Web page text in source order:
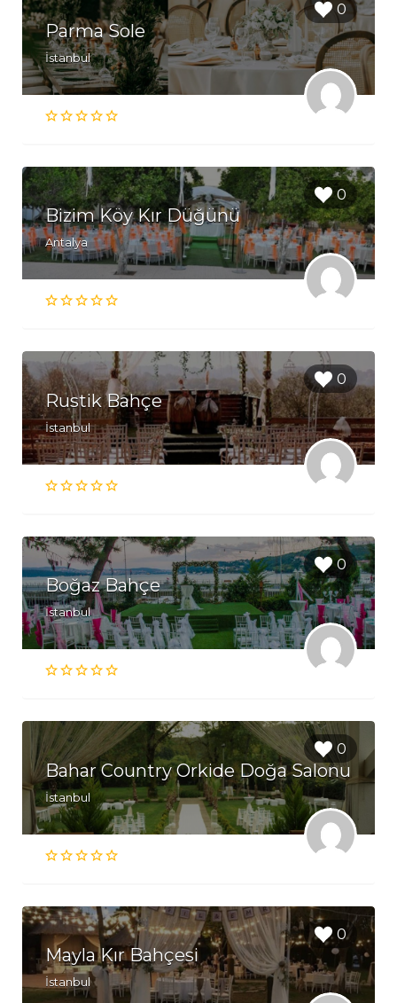
0
Parma Sole
İstanbul
0
Bizim Köy Kır Düğünü
Antalya
0
Rustik Bahçe
İstanbul
0
Boğaz Bahçe
İstanbul
0
Bahar Country Orkide Doğa Salonu
İstanbul
0
Mayla Kır Bahçesi
İstanbul